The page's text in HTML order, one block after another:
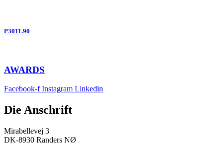
P3011.90
AWARDS
Facebook-f Instagram Linkedin
Die Anschrift
Mirabellevej 3
DK-8930 Randers NØ